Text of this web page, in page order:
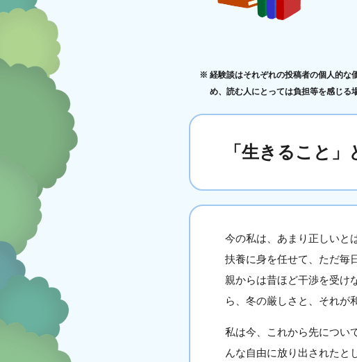
経験談はそれぞれの投稿者の個人的な
め、読む人にとっては負担等を感じる
「生きること」
今の私は、あまり正しいと
扶養に身を任せて、ただ毎
親からは昔ほど干渉を受け
ら、冬の厳しさと、それが
私は今、これから先につい
んな自由に放り出されたと